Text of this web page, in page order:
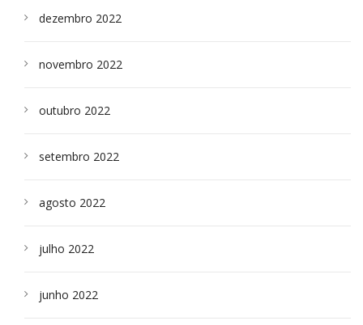
dezembro 2022
novembro 2022
outubro 2022
setembro 2022
agosto 2022
julho 2022
junho 2022